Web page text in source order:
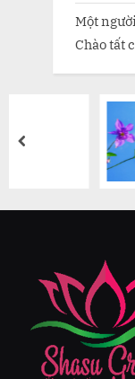
Một
Chào tất
prev